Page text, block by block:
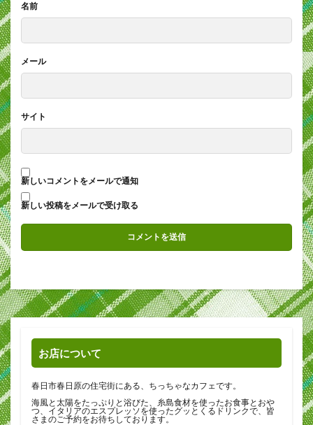
名前
メール
サイト
新しいコメントをメールで通知
新しい投稿をメールで受け取る
お店について
春日市春日原の住宅街にある、ちっちゃなカフェです。
海風と太陽をたっぷりと浴びた、糸島食材を使ったお食事とおや
つ、イタリアのエスプレッソを使ったグッとくるドリンクで、皆
さまのご予約をお待ちしております。